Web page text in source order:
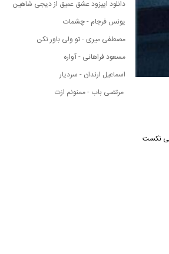
نکست
دانلود اپیزود عشق عمیق از دیجی شاهین
یونس فرجام - چشمات
مصطفی میری - تو ولی باور نکن
مسعود فراهانی - آواره
اسماعیل ارندان - سردیار
مرتضی باب - ممنونم ازت